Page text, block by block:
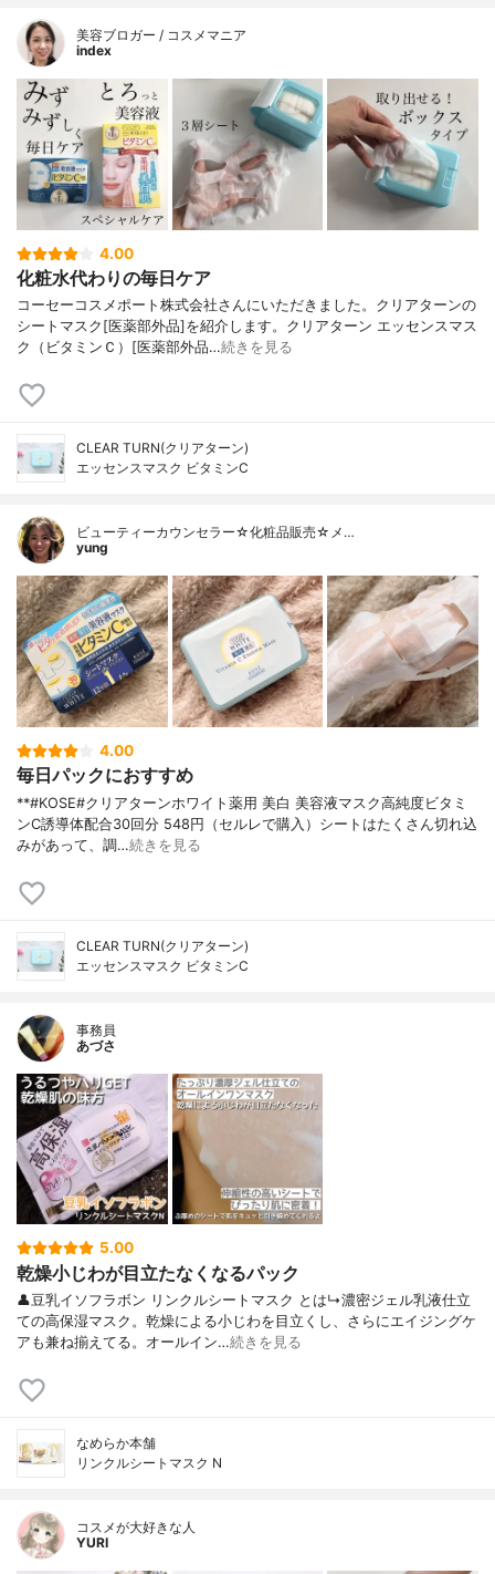
美容ブロガー / コスメマニア
index
4.00
化粧水代わりの毎日ケア
コーセーコスメポート株式会社さんにいただきました。クリアターンの
シートマスク[医薬部外品]を紹介します。クリアターン エッセンスマス
ク（ビタミンＣ）[医薬部外品…続きを見る
CLEAR TURN(クリアターン)
エッセンスマスク ビタミンC
ビューティーカウンセラー☆化粧品販売☆メ…
yung
4.00
毎日パックにおすすめ
**#KOSE#クリアターンホワイト薬用 美白 美容液マスク高純度ビタミ
ンC誘導体配合⁡30回分 548円（セルレで購入）⁡シートはたくさん切れ込
みがあって、調…続きを見る
CLEAR TURN(クリアターン)
エッセンスマスク ビタミンC
事務員
あづさ
5.00
乾燥小じわが目立たなくなるパック
👤豆乳イソフラボン リンクルシートマスク とは↳濃密ジェル乳液仕立
ての高保湿マスク。乾燥による小じわを目立くし、さらにエイジングケ
アも兼ね揃えてる。オールイン…続きを見る
なめらか本舗
リンクルシートマスク N
コスメが大好きな人
YURI